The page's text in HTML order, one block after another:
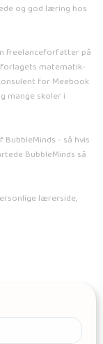
og god læring hos
freelanceforfatter på
matematik-
for Meebook
mange skoler i
- så hvis
BubbleMinds så
lærerside,